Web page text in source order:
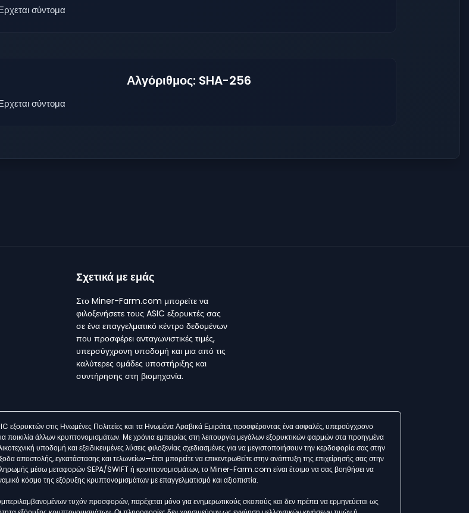
σύντομα
Αλγόριθμος: SHA-256
σύντομα
Σχετικά με εμάς
Στο Miner-Farm.com μπορείτε να
φιλοξενήσετε τους ASIC εξορυκτές σας
σε ένα επαγγελματικό κέντρο δεδομένων
που προσφέρει ανταγωνιστικές τιμές,
υπερσύγχρονη υποδομή και μια από τις
καλύτερες ομάδες υποστήριξης και
συντήρησης στη βιομηχανία.
εξορυκτών στις Ηνωμένες Πολιτείες και τα Ηνωμένα Αραβικά Εμιράτα, προσφέροντας ένα ασφαλές, υπερσύγχρονο
άλλων κρυπτονομισμάτων. Με χρόνια εμπειρίας στη λειτουργία μεγάλων εξορυκτικών φαρμών στα προηγμένα
υποδομή και εξειδικευμένες λύσεις φιλοξενίας σχεδιασμένες για να μεγιστοποιήσουν την κερδοφορία σας στην
αποστολής, εγκατάστασης και τελωνείων—έτσι μπορείτε να επικεντρωθείτε στην ανάπτυξη της επιχείρησής σας στην
πληρωμής μέσω μεταφορών SEPA/SWIFT ή κρυπτονομισμάτων, το Miner-Farm.com είναι έτοιμο να σας βοηθήσει να
κόσμο της εξόρυξης κρυπτονομισμάτων με επαγγελματισμό και αξιοπιστία.
τυχόν προσφορών, παρέχεται μόνο για ενημερωτικούς σκοπούς και δεν πρέπει να ερμηνεύεται ως